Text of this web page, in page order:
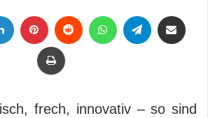
Drucken
frech, innovativ – so sind